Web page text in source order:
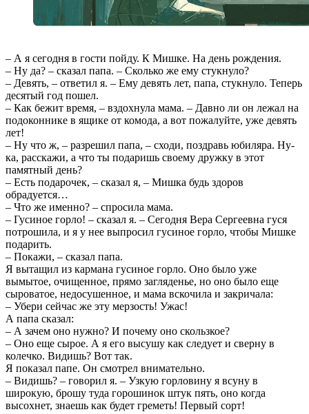
– А я сегодня в гости пойду. К Мишке. На день рождения.
– Ну да? – сказал папа. – Сколько же ему стукнуло?
– Девять, – ответил я. – Ему девять лет, папа, стукнуло. Теперь
десятый год пошел.
– Как бежит время, – вздохнула мама. – Давно ли он лежал на
подоконнике в ящике от комода, а вот пожалуйте, уже девять
лет!
– Ну что ж, – разрешил папа, – сходи, поздравь юбиляра. Ну-
ка, расскажи, а что ты подаришь своему дружку в этот
памятный день?
– Есть подарочек, – сказал я, – Мишка будь здоров
обрадуется…
– Что же именно? – спросила мама.
– Гусиное горло! – сказал я. – Сегодня Вера Сергеевна гуся
потрошила, и я у нее выпросил гусиное горло, чтобы Мишке
подарить.
– Покажи, – сказал папа.
Я вытащил из кармана гусиное горло. Оно было уже
вымытое, очищенное, прямо загляденье, но оно было еще
сыроватое, недосушенное, и мама вскочила и закричала:
– Убери сейчас же эту мерзость! Ужас!
А папа сказал:
– А зачем оно нужно? И почему оно скользкое?
– Оно еще сырое. А я его высушу как следует и сверну в
колечко. Видишь? Вот так.
Я показал папе. Он смотрел внимательно.
– Видишь? – говорил я. – Узкую горловину я всуну в
широкую, брошу туда горошинок штук пять, оно когда
высохнет, знаешь как будет греметь! Первый сорт!